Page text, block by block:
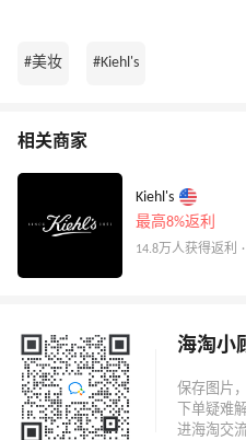
#美妆 #Kiehl's
相关商家
Kiehl's
最高8%返利
14.8万人获得返利
海淘小